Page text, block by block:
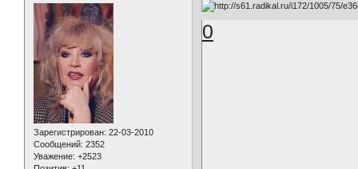
Зарегистрирован: 22-03-2010
Сообщений: 2352
Уважение: +2523
0